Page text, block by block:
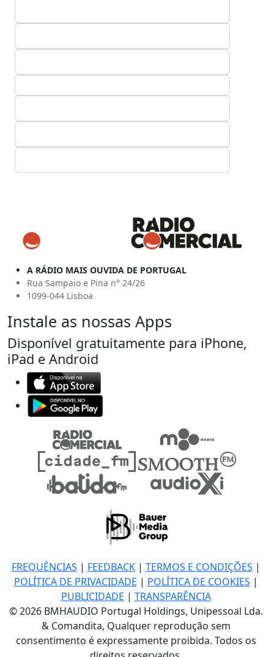
A RÁDIO MAIS OUVIDA DE PORTUGAL
Rua Sampaio e Pina n° 24/26
1099-044 Lisboa
Instale as nossas Apps
Disponível gratuitamente para iPhone,
iPad e Android
FREQUÊNCIAS | FEEDBACK| TERMOS E CONDIÇÕES |
POLÍTICA DE PRIVACIDADE | POLÍTICA DE COOKIES |
PUBLICIDADE | TRANSPARÊNCIA
© 2026 BMHAUDIO Portugal Holdings, Unipessoal Lda.
& Comandita, Qualquer reprodução sem
consentimento é expressamente proibida. Todos os